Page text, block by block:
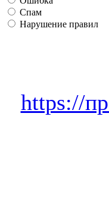
Спам
Нарушение правил
https://